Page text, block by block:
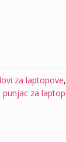
za laptopove,
punjac za laptop